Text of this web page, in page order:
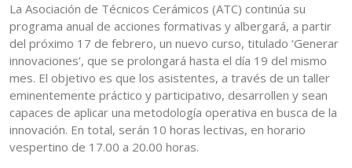
La Asociación de Técnicos Cerámicos (ATC) continúa su
programa anual de acciones formativas y albergará, a partir
del próximo 17 de febrero, un nuevo curso, titulado ‘Generar
innovaciones’, que se prolongará hasta el día 19 del mismo
mes. El objetivo es que los asistentes, a través de un taller
eminentemente práctico y participativo, desarrollen y sean
capaces de aplicar una metodología operativa en busca de la
innovación. En total, serán 10 horas lectivas, en horario
vespertino de 17.00 a 20.00 horas.